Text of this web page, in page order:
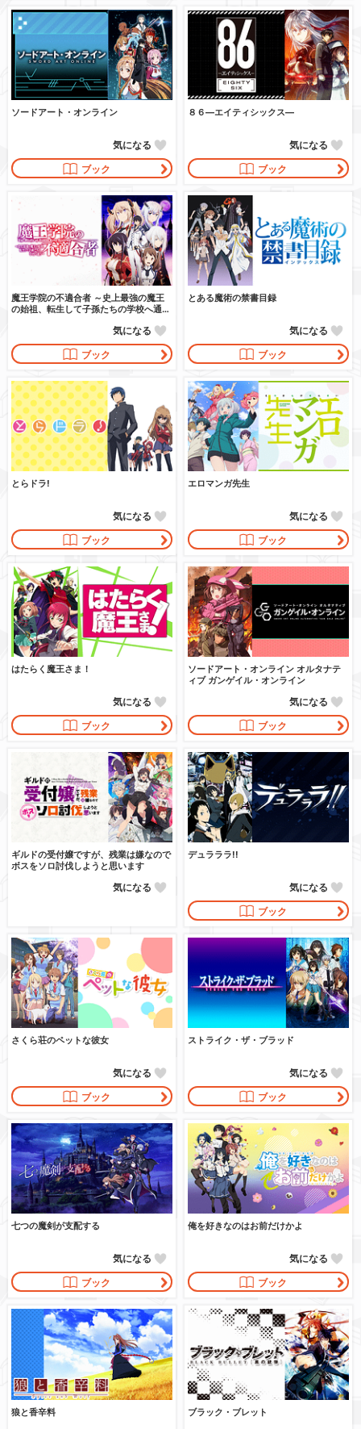
ソードアート・オンライン
ブック
気になる
８６―エイティシックス―
ブック
気になる
魔王学院の不適合者 ～史上最強の魔王
の始祖、転生して子孫たちの学校へ通う
ブック
気になる
とある魔術の禁書目録
ブック
気になる
とらドラ!
ブック
気になる
エロマンガ先生
ブック
気になる
はたらく魔王さま！
ブック
気になる
ソードアート・オンライン オルタナテ
ィブ ガンゲイル・オンライン
ブック
気になる
ギルドの受付嬢ですが、残業は嫌なので
ボスをソロ討伐しようと思います
気になる
デュラララ!!
ブック
気になる
さくら荘のペットな彼女
ブック
気になる
ストライク・ザ・ブラッド
ブック
気になる
七つの魔剣が支配する
ブック
気になる
俺を好きなのはお前だけかよ
ブック
気になる
狼と香辛料 ブラック・ブレット